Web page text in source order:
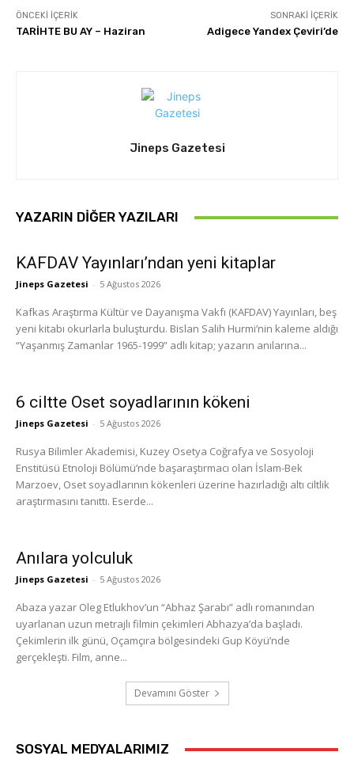
ÖNCEKI İÇERIK
TARİHTE BU AY – Haziran
SONRAKI İÇERIK
Adigece Yandex Çeviri’de
Jineps Gazetesi
YAZARIN DIĞER YAZILARI
KAFDAV Yayınları’ndan yeni kitaplar
Jineps Gazetesi - 5 Ağustos 2026
Kafkas Araştırma Kültür ve Dayanışma Vakfı (KAFDAV) Yayınları, beş
yeni kitabı okurlarla buluşturdu. Bislan Salih Hurmi’nin kaleme aldığı
“Yaşanmış Zamanlar 1965-1999” adlı kitap; yazarın anılarına...
6 ciltte Oset soyadlarının kökeni
Jineps Gazetesi - 5 Ağustos 2026
Rusya Bilimler Akademisi, Kuzey Osetya Coğrafya ve Sosyoloji
Enstitüsü Etnoloji Bölümü’nde başaraştırmacı olan İslam-Bek
Marzoev, Oset soyadlarının kökenleri üzerine hazırladığı altı ciltlik
araştırmasını tanıttı. Eserde...
Anılara yolculuk
Jineps Gazetesi - 5 Ağustos 2026
Abaza yazar Oleg Etlukhov’un “Abhaz Şarabı” adlı romanından
uyarlanan uzun metrajlı filmin çekimleri Abhazya’da başladı.
Çekimlerin ilk günü, Oçamçıra bölgesindeki Gup Köyü’nde
gerçekleşti. Film, anne...
Devamını Göster
SOSYAL MEDYALARIMIZ